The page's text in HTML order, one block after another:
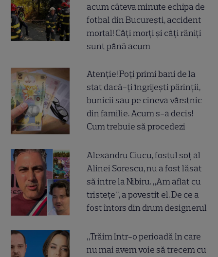
acum câteva minute echipa de
fotbal din București, accident
mortal! Câți morți și câți răniți
sunt până acum
Atenție! Poți primi bani de la
stat dacă-ți îngrijești părinții,
bunicii sau pe cineva vârstnic
din familie. Acum s-a decis!
Cum trebuie să procedezi
Alexandru Ciucu, fostul soț al
Alinei Sorescu, nu a fost lăsat
să intre la Nibiru. „Am aflat cu
tristețe”, a povestit el. De ce a
fost întors din drum designerul
„Trăim într-o perioadă în care
nu mai avem voie să trecem cu